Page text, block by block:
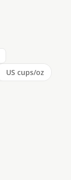
US cups/oz